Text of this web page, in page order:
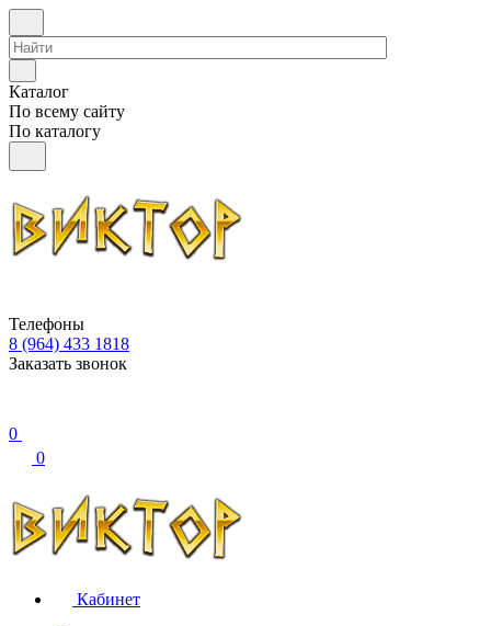
Каталог
По всему сайту
По каталогу
Телефоны
8 (964) 433 1818
Заказать звонок
0
0
Кабинет